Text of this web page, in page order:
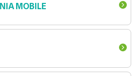
MOBILE